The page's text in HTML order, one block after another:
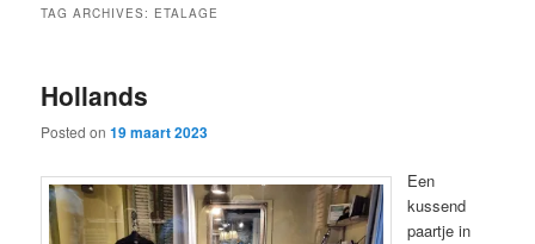
content
content
TAG ARCHIVES: ETALAGE
Hollands
Posted on19 maart 2023
Een
kussend
paartje in